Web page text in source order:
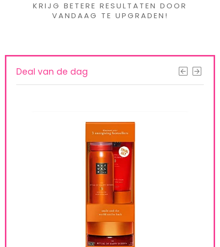
KRIJG BETERE RESULTATEN DOOR
VANDAAG TE UPGRADEN!
Deal van de dag